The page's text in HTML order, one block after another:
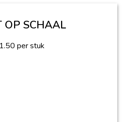
OP SCHAAL
1.50 per stuk